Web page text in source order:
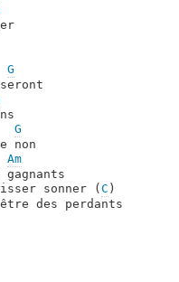
G
G
non
Am
sonner (C )
des perdants